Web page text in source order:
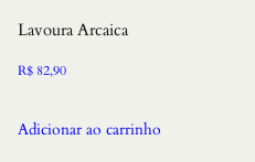
Lavoura Arcaica
R$ 82,90
Adicionar ao carrinho